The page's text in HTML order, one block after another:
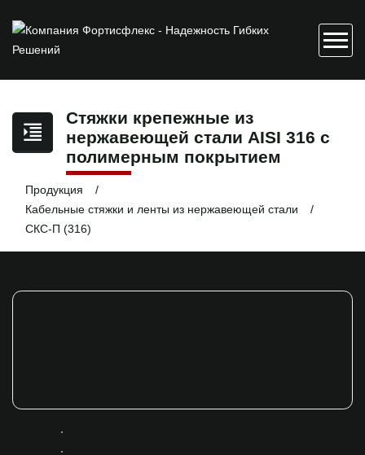
Стяжки крепежные из
нержавеющей стали AISI 316 с
полимерным покрытием
Продукция
Кабельные стяжки и ленты из нержавеющей стали
СКС-П (316)